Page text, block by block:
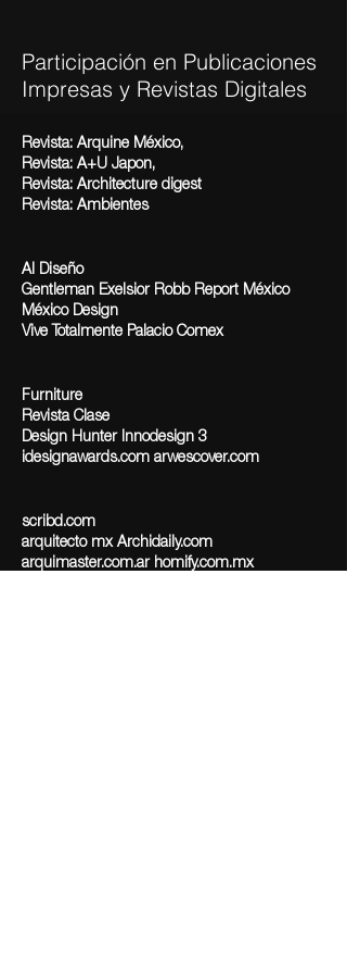
Participación en Publicaciones
Impresas y Revistas Digitales
Revista: Arquine México,
Revista: A+U Japon,
Revista: Architecture digest
Revista: Ambientes
Al Diseño
Gentleman Exelsior Robb Report México
México Design
Vive Totalmente Palacio Comex
Furniture
Revista Clase
Design Hunter Innodesign 3
idesignawards.com arwescover.com
scribd.com
arquitecto mx Archidaily.com
arquimaster.com.ar homify.com.mx